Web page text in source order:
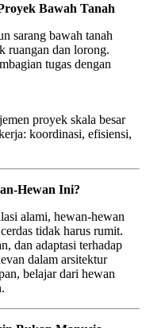
Bawah Tanah
sarang bawah tanah
ruangan dan lorong.
tugas dengan
proyek skala besar
koordinasi, efisiensi,
Hewan Ini?
alami, hewan-hewan
tidak harus rumit.
dan adaptasi terhadap
dalam arsitektur
belajar dari hewan